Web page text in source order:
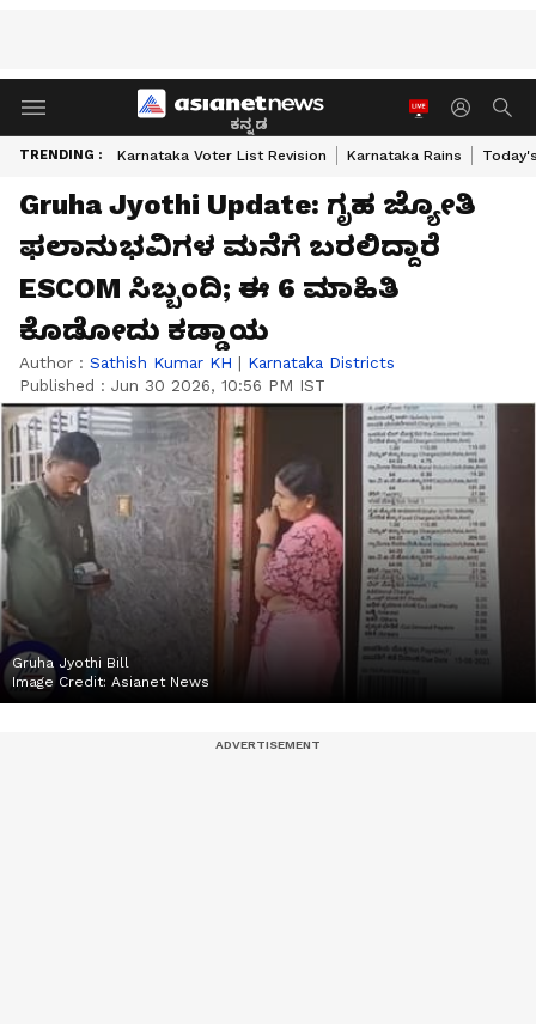
ಕನ್ನಡ
TRENDING : Karnataka Voter List Revision Karnataka Rains
Gruha Jyothi Update: ಗೃಹ ಜ್ಯೋತಿ
ಫಲಾನುಭವಿಗಳ ಮನೆಗೆ ಬರಲಿದ್ದಾರೆ
ESCOM ಸಿಬ್ಬಂದಿ; ಈ 6 ಮಾಹಿತಿ
ಕೊಡೋದು ಕಡ್ಡಾಯ
Author : Sathish Kumar KH | Karnataka Districts
Published : Jun 30 2026, 10:56 PM IST
Gruha Jyothi Bill
Image Credit: Asianet News